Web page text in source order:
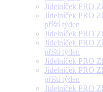
Jídelníček PRO
Jídelníček PRO
příští týden
Jídelníček PRO
Jídelníček PRO
příští týden
Jídelníček PRO
Jídelníček PRO
příští týden
Jídelníček PRO